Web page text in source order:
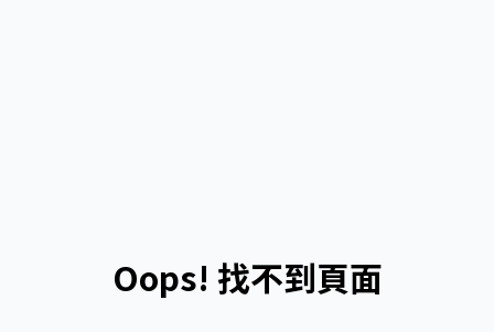
Oops! 找不到頁面